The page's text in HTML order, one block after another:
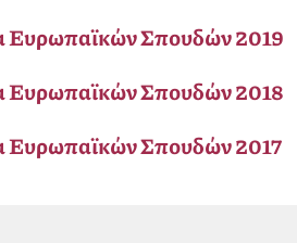
Ευρωπαϊκών Σπουδών 2019
Ευρωπαϊκών Σπουδών 2018
Ευρωπαϊκών Σπουδών 2017